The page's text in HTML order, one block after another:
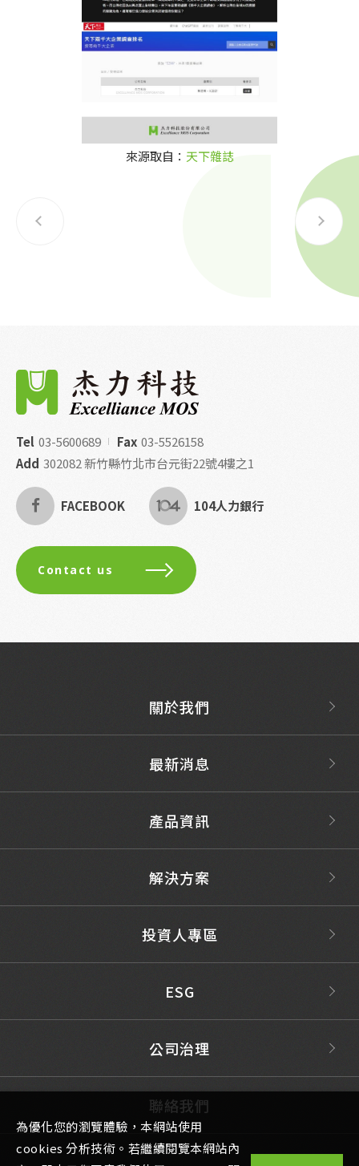
來源取自： 天下雜誌
Tel 03-5600689 Fax 03-5526158
Add 302082 新竹縣竹北市台元街22號4樓之1
FACEBOOK 104人力銀行
Contact us
關於我們
最新消息
產品資訊
解決方案
投資人專區
ESG
公司治理
聯絡我們
為優化您的瀏覽體驗，本網站使用
cookies 分析技術。若繼續閱覽本網站內